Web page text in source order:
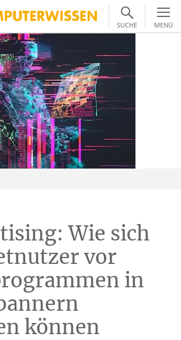
SUCHE MENÜ
Wie sich
vor
in
können